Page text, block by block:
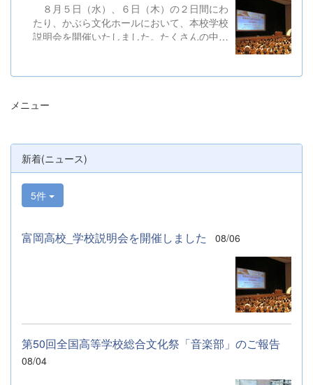
８月５日（水）、６日（木）の２日間にわ
たり、かぶら文化ホールにおいて、本校学校
説明会を開催いたしました。たくさんの中学
した。 また、各日およそ80名のボランテ
明、探究発表などの運営に携わりました。生
なお、本校は今年度、群馬県教育委員会か
らSAH+ Leading Schoolに認定されていま
す。富岡高校は、これからも「自ら考え、判
断し、行動できる生徒の育成」に取り組んで
まいります。
メニュー
新着(ニュース)
5件
富岡高校_学校説明会を開催しました 08/06
第50回全国高等学校総合文化祭「音楽部」のご報告
08/04